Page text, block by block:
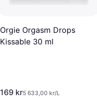
Orgie Orgasm Drops
Kissable 30 ml
169 kr5 633,00 kr/L